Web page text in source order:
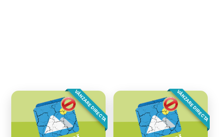
VÂNZARE DIRECTA VÂNZARE DIRECTA